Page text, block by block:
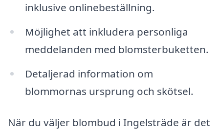
inklusive onlinebeställning.
Möjlighet att inkludera personliga
meddelanden med blomsterbuketten.
Detaljerad information om
blommornas ursprung och skötsel.
När du väljer blombud i Ingelsträde är det